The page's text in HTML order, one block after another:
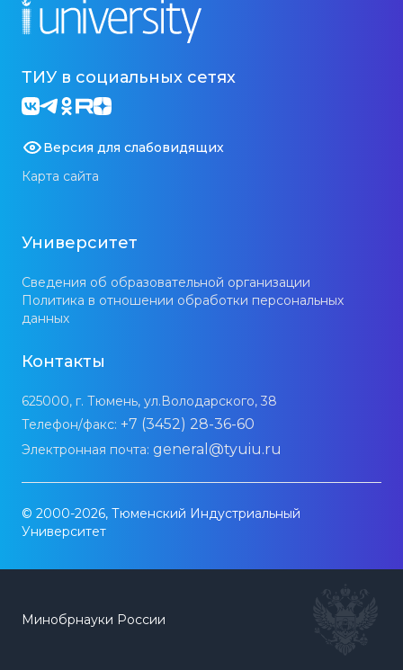
ТИУ в социальных сетях
Версия для слабовидящих
Карта сайта
Университет
Сведения об образовательной организации
Политика в отношении обработки персональных
данных
Контакты
625000, г. Тюмень, ул.Володарского, 38
Телефон/факс: +7 (3452) 28-36-60
Электронная почта: general@tyuiu.ru
© 2000-2026, Тюменский Индустриальный
Университет
Минобрнауки России